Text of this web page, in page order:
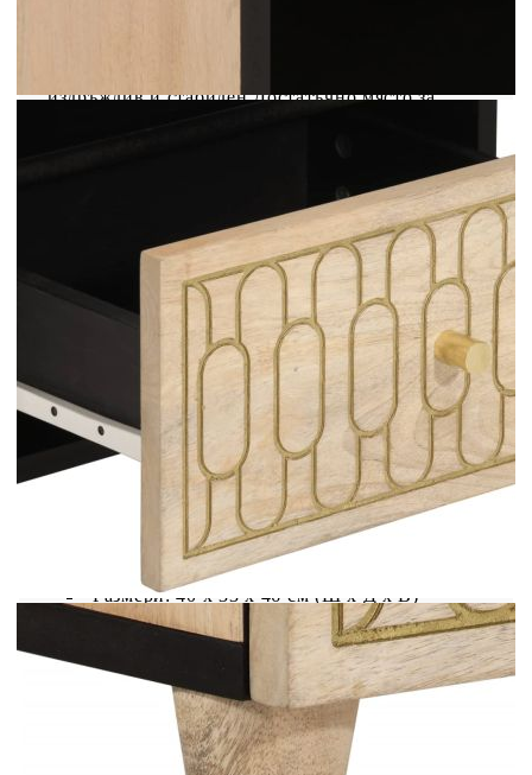
издръжлив и стабилен.Достатъчно място за
леснодостъпни.Здрав плот: Плотът на шкафчето
е идеален за излагане на вашите декоративни
предмети, рамки със снимки и саксийни
растения.Крака от дърво: Дървените крака
придават на продукта естествен и приятен вид,
като същевременно осигуряват стабилност.
Може да се съчетае добре с всеки интериорен
декор.Ръчно издълбан дизайн: Нощното шкафче
с ръчно издълбани шарки внася лукса на
елегантния чар в интериора ви, като се
превръща във фокусна точка на вашата стая.
Добре е да се знае:Всеки артикул е уникален с
вариации в цветове и зърна. Доставката е на
случаен принцип, което гарантира
ексклузивността и индивидуалността на вашия
Материал: Масивно мангово дърво с
избелен натурален финиш, инженерно дърво
Размери: 40 x 33 x 46 см (Ш x Д x В)
С ръчно издълбана шарка
Необходим е монтаж
Доставката съдържа:
2 x Нощни шкафчета